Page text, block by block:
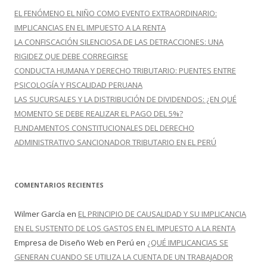
r
:
EL FENÓMENO EL NIÑO COMO EVENTO EXTRAORDINARIO:
IMPLICANCIAS EN EL IMPUESTO A LA RENTA
LA CONFISCACIÓN SILENCIOSA DE LAS DETRACCIONES: UNA
RIGIDEZ QUE DEBE CORREGIRSE
CONDUCTA HUMANA Y DERECHO TRIBUTARIO: PUENTES ENTRE
PSICOLOGÍA Y FISCALIDAD PERUANA
LAS SUCURSALES Y LA DISTRIBUCIÓN DE DIVIDENDOS: ¿EN QUÉ
MOMENTO SE DEBE REALIZAR EL PAGO DEL 5%?
FUNDAMENTOS CONSTITUCIONALES DEL DERECHO
ADMINISTRATIVO SANCIONADOR TRIBUTARIO EN EL PERÚ
COMENTARIOS RECIENTES
Wilmer García en EL PRINCIPIO DE CAUSALIDAD Y SU IMPLICANCIA
EN EL SUSTENTO DE LOS GASTOS EN EL IMPUESTO A LA RENTA
Empresa de Diseño Web en Perú en ¿QUÉ IMPLICANCIAS SE
GENERAN CUANDO SE UTILIZA LA CUENTA DE UN TRABAJADOR